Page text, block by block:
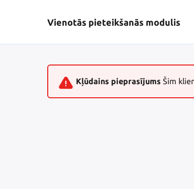
Vienotās pieteikšanās modulis
Kļūdains pieprasījums Šim